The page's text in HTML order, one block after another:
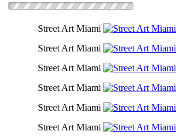
Street Art Miami
Street Art Miami
Street Art Miami
Street Art Miami
Street Art Miami
Street Art Miami